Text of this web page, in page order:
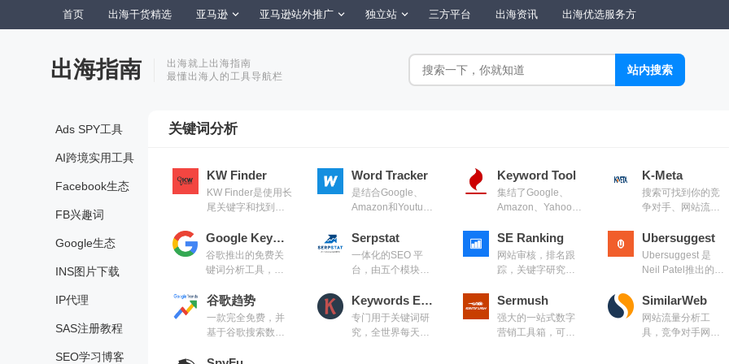
首页 出海干货精选 亚马逊 亚马逊站外推广 独立站 三方平台 出海资讯 出海优选服务方
出海指南
出海就上出海指南
最懂出海人的工具导航栏
Ads SPY工具
AI跨境实用工具
Facebook生态
FB兴趣词
Google生态
INS图片下载
IP代理
SAS注册教程
SEO学习博客
关键词分析
KW Finder
KW Finder是使用长
尾关键字和找到竞
好帮手
Word Tracker
是结合Google、
Amazon和Youtube
专注在你锁定的关
键字之流量优化
Keyword Tool
集结了Google、
Amazon、Yahoo、
AppStore的搜索引
擎，可以根 据不同
国家网域和语言选
K-Meta
搜索可找到你的竞
争对手、网站流
词Position
Google Keyword Planner
谷歌推出的免费关
键词分析工具，可
词，并根据搜索
量、竞争程度等数
据选择最佳关键词
Serpstat
一体化的SEO 平
台，由五个模块组
链接分析,搜索引擎
优化审核关键词研
究和竞争对手的分
SE Ranking
网站审核，排名跟
踪，关键字研究和
Ubersuggest
Ubersuggest 是
Neil Patel推出的免
具，可以提供关键
词建议、搜索量数
据以及竞争程度分
谷歌趋势
一款完全免费，并
基于谷歌搜索数据
工具，它通过分析
Keywords Everywhere
专门用于关键词研
究，全世界每天有
Sermush
强大的一站式数字
营销工具箱，可以
SimilarWeb
网站流量分析工
具，竞争对手网站